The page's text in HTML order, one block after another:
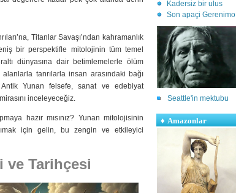
Titanlar Savaşı’ndan kahramanlık
bir perspektifle mitolojinin tüm temel
dünyasına dair betimlemelerle ölüm
alanlarla tanrılarla insan arasındaki bağı
Yunan felsefe, sanat ve edebiyat
inceleyeceğiz.
hazır mısınız? Yunan mitolojisinin
için gelin, bu zengin ve etkileyici
Tarihçesi
Kadersiz bir ulus
Son apaçi Gerenimo
Seattle'in mektubu
♦ Amazonlar